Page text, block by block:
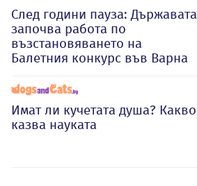
След години пауза: Държавата
започва работа по
възстановяването на
Балетния конкурс във Варна
Имат ли кучетата душа? Какво
казва науката